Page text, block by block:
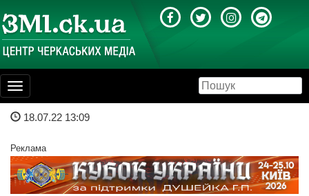
Toggle
navigation
18.07.22 13:09
Реклама